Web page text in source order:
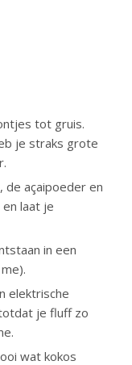
tot gruis.
je straks grote
de açaipoeder en
laat je
in een
elektrische
je fluff zo
wat kokos